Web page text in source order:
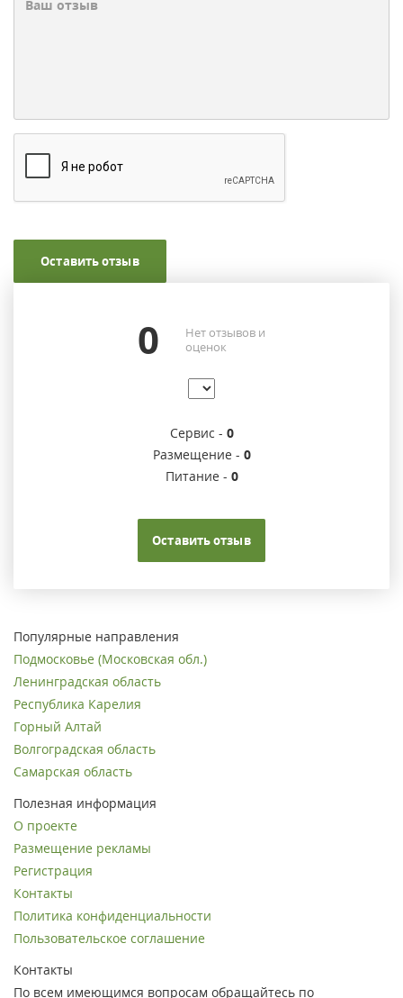
Оставить отзыв
0
Нет отзывов и
оценок
Сервис - 0
Размещение - 0
Питание - 0
Оставить отзыв
Популярные направления
Подмосковье (Московская обл.)
Ленинградская область
Республика Карелия
Горный Алтай
Волгоградская область
Самарская область
Полезная информация
О проекте
Размещение рекламы
Регистрация
Контакты
Политика конфиденциальности
Пользовательское соглашение
Контакты
По всем имеющимся вопросам обращайтесь по